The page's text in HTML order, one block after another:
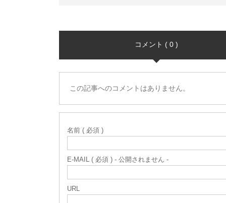
コメント ( 0 )
この記事へのコメントはありません。
名前 ( 必須 )
E-MAIL ( 必須 ) - 公開されません -
URL